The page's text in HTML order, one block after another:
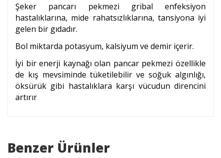
Şeker pancarı pekmezi gribal enfeksiyon
hastalıklarına, mide rahatsızlıklarına, tansiyona iyi
gelen bir gıdadır.
Bol miktarda potasyum, kalsiyum ve demir içerir.
İyi bir enerji kaynağı olan pancar pekmezi özellikle
de kış mevsiminde tüketilebilir ve soğuk algınlığı,
öksürük gibi hastalıklara karşı vücudun direncini
artırır
Benzer Ürünler